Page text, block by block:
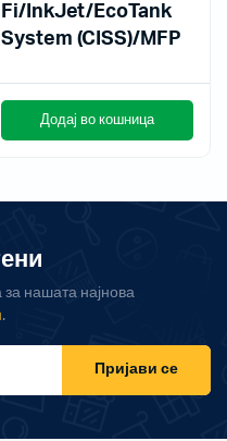
Fi/InkJet/EcoTank
System (CISS)/MFP
Додај во кошница
нашата најнова
.
Пријави се